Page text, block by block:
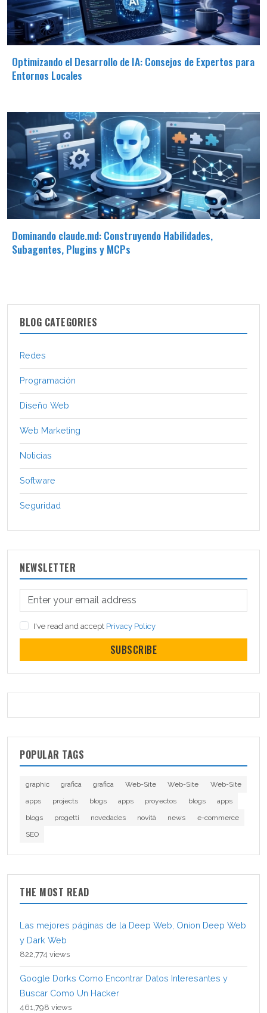
Optimizando el Desarrollo de IA: Consejos de Expertos para
Entornos Locales
Dominando claude.md: Construyendo Habilidades,
Subagentes, Plugins y MCPs
BLOG CATEGORIES
Redes
Programación
Diseño Web
Web Marketing
Noticias
Software
Seguridad
NEWSLETTER
I've read and accept Privacy Policy
SUBSCRIBE
POPULAR TAGS
graphic grafica grafica Web-Site Web-Site
Web-Site
apps
projects blogs apps proyectos blogs
apps
blogs
progetti novedades novità news
e-commerce
SEO
THE MOST READ
Las mejores páginas de la Deep Web, Onion Deep Web
y Dark Web
822,774 views
Google Dorks Como Encontrar Datos Interesantes y
Buscar Como Un Hacker
461,798 views